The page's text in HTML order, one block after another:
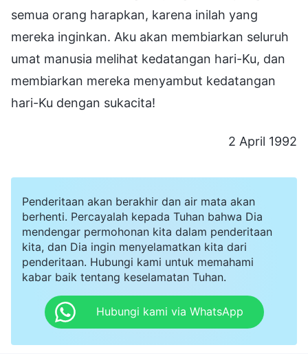
semua orang harapkan, karena inilah yang
mereka inginkan. Aku akan membiarkan seluruh
umat manusia melihat kedatangan hari-Ku, dan
membiarkan mereka menyambut kedatangan
hari-Ku dengan sukacita!
2 April 1992
Penderitaan akan berakhir dan air mata akan
berhenti. Percayalah kepada Tuhan bahwa Dia
mendengar permohonan kita dalam penderitaan
kita, dan Dia ingin menyelamatkan kita dari
penderitaan. Hubungi kami untuk memahami
kabar baik tentang keselamatan Tuhan.
Hubungi kami via WhatsApp